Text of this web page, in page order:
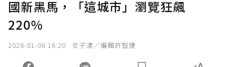
國新黑馬，「這城市」瀏覽狂飆
220%
2026-01-06 16:20 女子漾／編輯許智捷